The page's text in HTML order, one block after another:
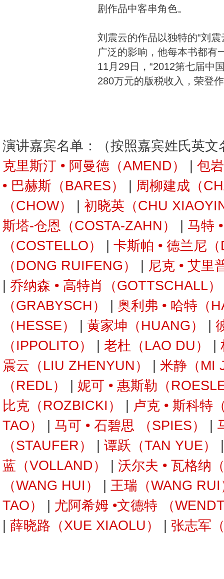
剧作品中客串角色。
刘震云的作品以独特的“刘
广泛的影响，他每本书都有
11月29日，“2012第七届中
280万元的版税收入，荣登
演讲嘉宾名单：（按照嘉宾姓氏英文
克里斯汀 • 阿曼德（AMEND）
包
• 巴赫斯（BARES）
周柳建成（
（CHOW）
初晓英（CHU
斯塔-仓恩（COSTA-ZAHN）
马特
（COSTELLO）
卡斯帕 • 德兰尼
（DONG RUIFENG）
尼克 • 艾里
乔纳森 • 高特肖（GOTTSCHALL）
（GRABYSCH）
奥利弗 • 哈特（
（HESSE）
黄家坤（HUANG）
（IPPOLITO）
老杜（LAO DU）
震云（LIU ZHENYUN）
米静（MI
（REDL）
妮可 • 惠斯勒（
比克（ROZBICKI）
卢克 • 斯科特
TAO）
马可 • 石碧思 （SPIES）
（STAUFER）
谭跃（TAN YUE）
蓝（VOLLAND）
沃尔夫 • 瓦格纳
（WANG HUI）
王瑞（WANG RUI
TAO）
尤阿希姆 •文德特 （
薛晓路（XUE XIAOLU） 张志军